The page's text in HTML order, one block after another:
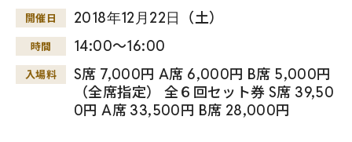
開催日 2018年12 月 22日 （土）
時間 14:00～16:00
入場料
S席 7,000円 A席 6,000円 B席 5,000円
（全席指定） 全６回セット券 S席 39,50
0円 A席 33,500円 B席 28,000円